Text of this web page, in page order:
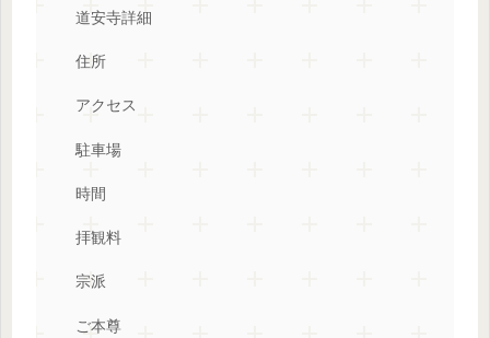
道安寺詳細
住所
アクセス
駐車場
時間
拝観料
宗派
ご本尊